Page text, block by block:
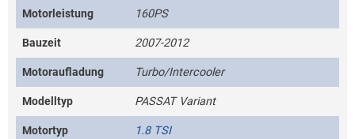
Motorleistung 160PS
Bauzeit 2007-2012
Motoraufladung Turbo/Intercooler
Modelltyp PASSAT Variant
Motortyp 1.8 TSI